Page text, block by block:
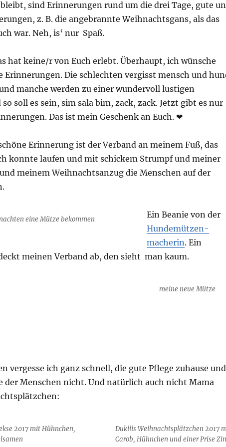
bleibt, sind Erinnerungen rund um die drei Tage, gute
z. B. die angebrannte Weihnachtsgans, als das
war. Neh, is‘ nur Spaß.
hat keine/r von Euch erlebt. Überhaupt, ich wünsche
Erinnerungen. Die schlechten vergisst mensch und
manche werden zu einer wundervoll lustigen
soll es sein, sim sala bim, zack, zack. Jetzt gibt es nur
Das ist mein Geschenk an Euch. ❤
Erinnerung ist der Verband an meinem Fuß, das
konnte laufen und mit schickem Strumpf und meiner
meinem Weihnachtsanzug die Menschen auf der
eine Mütze bekommen
Ein Beanie von der
Hundemützen-
macherin. Ein
meinen Verband ab, den sieht man kaum.
meine neue Mütze
vergesse ich ganz schnell, die gute Pflege zuhause und
der Menschen nicht. Und natürlich auch nicht Mama
2017 mit Hühnchen,
Dukiiis Weihnachtsplätzchen 2017
Carob, Hühnchen und einer Prise